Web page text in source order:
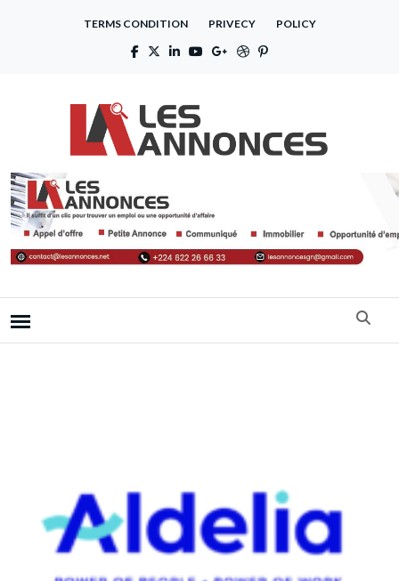
TERMS CONDITION PRIVECY POLICY